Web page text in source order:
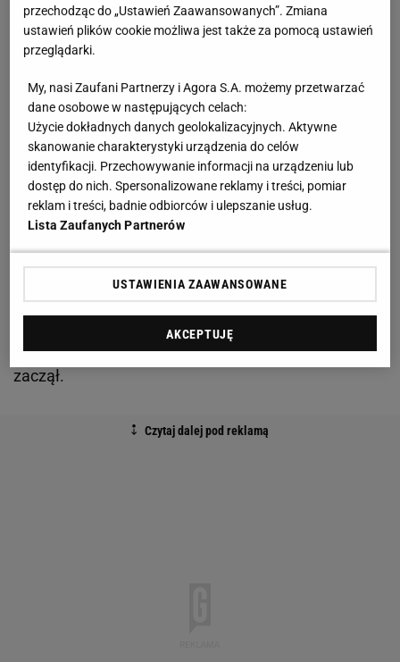
grupowej
biletów. W momencie, gdy ruszyła internetowa
sprzedaż na pierwsze spotkanie finału, padły
serwery, bo na stronę weszło blisko 10 tys.
Niemal dwa razy tyle, ile jest miejsc w Hali Stulecia.
Dlatego kolega wślizguje się na wolne miejsce
przeznaczone dla dziennikarzy, a ja się rozglądam.
Organizatorzy podawali, że na trybunach zasiądzie
5,5 tys. kibiców, ale mój znajomy na pewno nie jest
jedynym, który zawyża tę liczbę. – Cała Polska! W
WKS! – krzyczą kibice, choć mecz się jeszcze nie
zaczął.
przechodząc do „Ustawień Zaawansowanych”. Zmiana
ustawień plików cookie możliwa jest także za pomocą ustawień
przeglądarki.
My, nasi Zaufani Partnerzy i Agora S.A. możemy przetwarzać
dane osobowe w następujących celach:
Użycie dokładnych danych geolokalizacyjnych. Aktywne
skanowanie charakterystyki urządzenia do celów
identyfikacji. Przechowywanie informacji na urządzeniu lub
dostęp do nich. Spersonalizowane reklamy i treści, pomiar
reklam i treści, badnie odbiorców i ulepszanie usług.
Lista Zaufanych Partnerów
USTAWIENIA ZAAWANSOWANE
AKCEPTUJĘ